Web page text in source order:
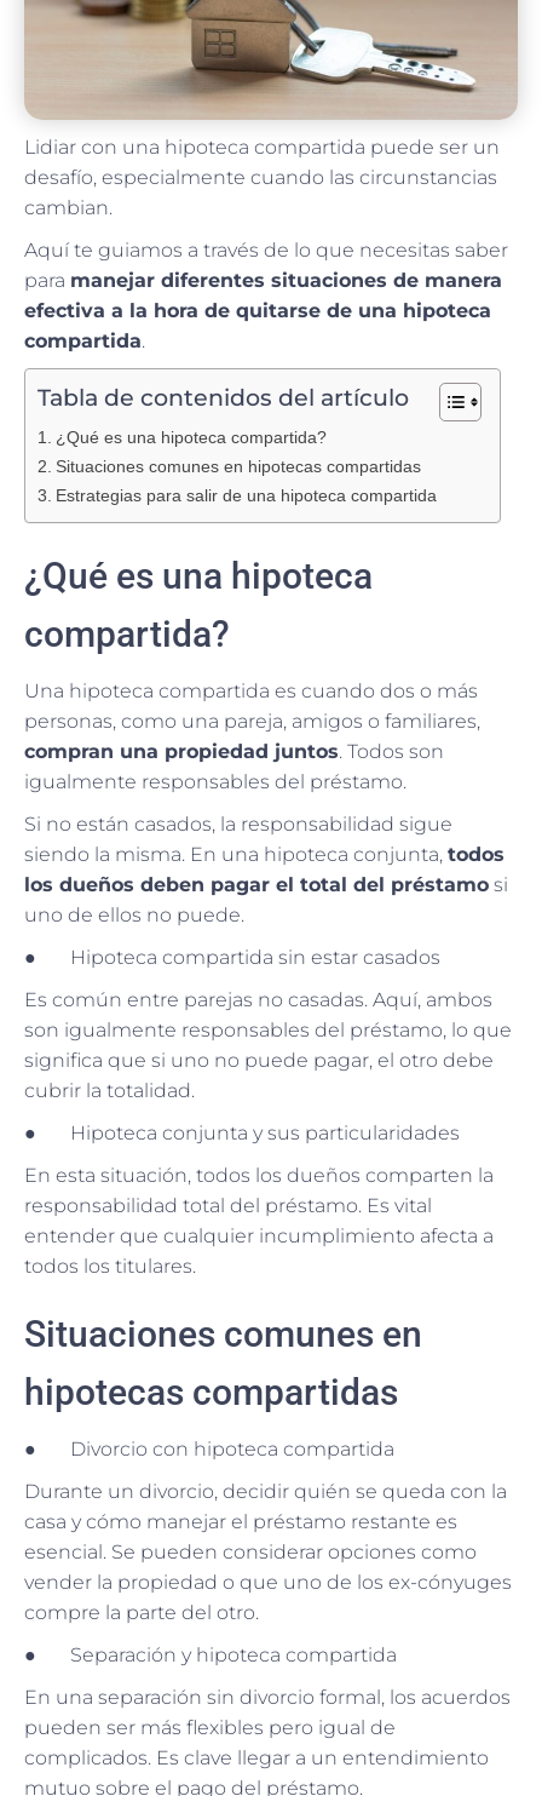
Lidiar con una hipoteca compartida puede ser un
desafío, especialmente cuando las circunstancias
cambian.
Aquí te guiamos a través de lo que necesitas saber
para manejar diferentes situaciones de manera
efectiva a la hora de quitarse de una hipoteca
compartida.
Tabla de contenidos del artículo
¿Qué es una hipoteca compartida?
Situaciones comunes en hipotecas compartidas
Estrategias para salir de una hipoteca compartida
¿Qué es una hipoteca
compartida?
Una hipoteca compartida es cuando dos o más
personas, como una pareja, amigos o familiares,
compran una propiedad juntos. Todos son
igualmente responsables del préstamo.
Si no están casados, la responsabilidad sigue
siendo la misma. En una hipoteca conjunta, todos
los dueños deben pagar el total del préstamo si
uno de ellos no puede.
● Hipoteca compartida sin estar casados
Es común entre parejas no casadas. Aquí, ambos
son igualmente responsables del préstamo, lo que
significa que si uno no puede pagar, el otro debe
cubrir la totalidad.
● Hipoteca conjunta y sus particularidades
En esta situación, todos los dueños comparten la
responsabilidad total del préstamo. Es vital
entender que cualquier incumplimiento afecta a
todos los titulares.
Situaciones comunes en
hipotecas compartidas
● Divorcio con hipoteca compartida
Durante un divorcio, decidir quién se queda con la
casa y cómo manejar el préstamo restante es
esencial. Se pueden considerar opciones como
vender la propiedad o que uno de los ex-cónyuges
compre la parte del otro.
● Separación y hipoteca compartida
En una separación sin divorcio formal, los acuerdos
pueden ser más flexibles pero igual de
complicados. Es clave llegar a un entendimiento
mutuo sobre el pago del préstamo.